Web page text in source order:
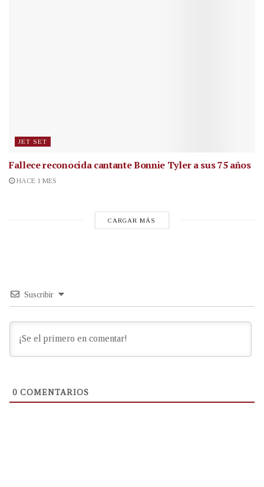
JET SET
Fallece reconocida cantanteBonnie Tyler a sus 75 años
HACE 1 MES
CARGAR MÁS
Suscribir
0 COMENTARIOS